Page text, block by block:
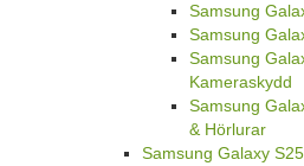
Samsung
Samsung
Samsung
Kameraskydd
Samsung
& Hörlurar
Samsung Galaxy S25